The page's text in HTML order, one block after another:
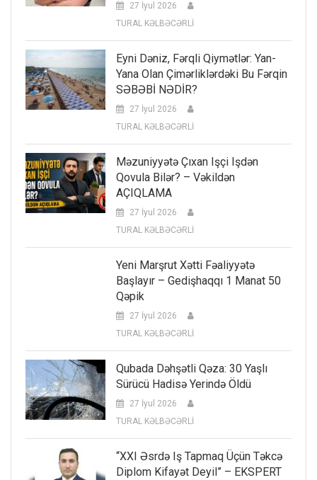
27 İyul 2026
TURAL KƏLBƏCƏRLİ
Eyni Dəniz, Fərqli Qiymətlər: Yan-
Yana Olan Çimərliklərdəki Bu Fərqin
SƏBƏBİ NƏDİR?
27 İyul 2026
TURAL KƏLBƏCƏRLİ
Məzuniyyətə Çıxan Işçi Işdən
Qovula Bilər? – Vəkildən
AÇIQLAMA
27 İyul 2026
TURAL KƏLBƏCƏRLİ
Yeni Marşrut Xətti Fəaliyyətə
Başlayır – Gedişhaqqı 1 Manat 50
Qəpik
27 İyul 2026
TURAL KƏLBƏCƏRLİ
Qubada Dəhşətli Qəza: 30 Yaşlı
Sürücü Hadisə Yerində Öldü
27 İyul 2026
TURAL KƏLBƏCƏRLİ
“XXI Əsrdə Iş Tapmaq Üçün Təkcə
Diplom Kifayət Deyil” – EKSPERT